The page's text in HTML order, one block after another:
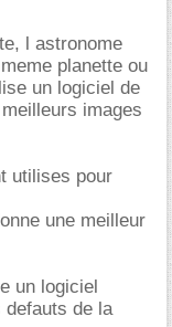
l astronome
planette ou
un logiciel de
images
utilises pour
une meilleur
un logiciel
defauts de la